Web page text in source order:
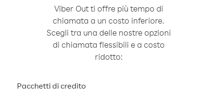
Viber Out ti offre più tempo di
chiamata a un costo inferiore.
Scegli tra una delle nostre opzioni
di chiamata flessibili e a costo
ridotto:
Pacchetti di credito